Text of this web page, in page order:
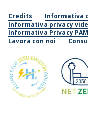
Credits Informativa
Informativa privacy
Informativa Privacy PAM
Lavora con noi